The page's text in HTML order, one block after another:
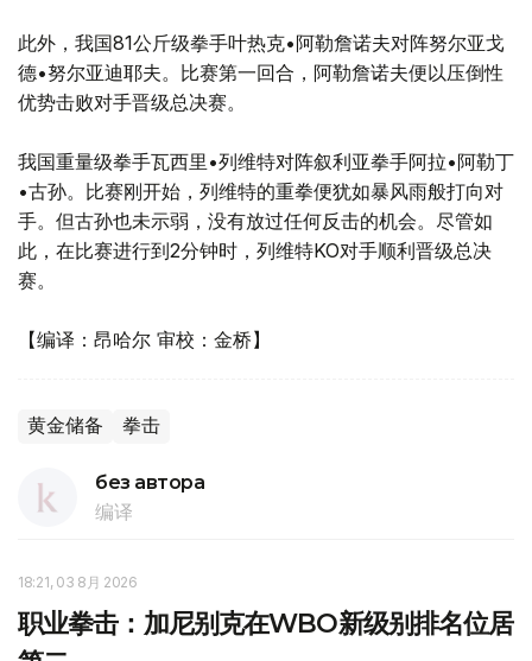
此外，我国81公斤级拳手叶热克•阿勒詹诺夫对阵努尔亚戈
德•努尔亚迪耶夫。比赛第一回合，阿勒詹诺夫便以压倒性
优势击败对手晋级总决赛。
我国重量级拳手瓦西里•列维特对阵叙利亚拳手阿拉•阿勒丁
•古孙。比赛刚开始，列维特的重拳便犹如暴风雨般打向对
手。但古孙也未示弱，没有放过任何反击的机会。尽管如
此，在比赛进行到2分钟时，列维特KO对手顺利晋级总决
赛。
【编译：昂哈尔 审校：金桥】
黄金储备 拳击
без автора
编译
18:21, 03 8月 2026
职业拳击：加尼别克在WBO新级别排名位居